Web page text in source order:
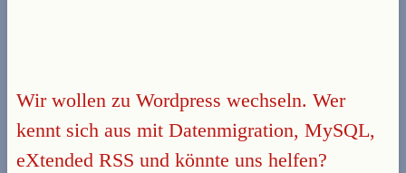
Wir wollen zu Wordpress wechseln. Wer
kennt sich aus mit Datenmigration, MySQL,
eXtended RSS und könnte uns helfen?